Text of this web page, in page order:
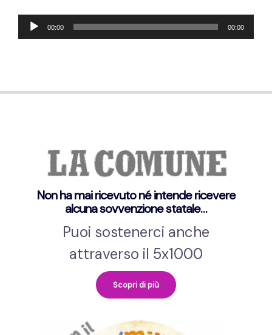
Audio
Player
00:00 00:00
Non ha mai ricevuto né intende ricevere
alcuna sovvenzione statale…
Puoi sostenerci anche
attraverso il 5x1000
Scopri di più